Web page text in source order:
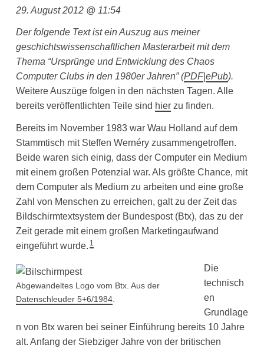
29. August 2012 @ 11:54
Der folgende Text ist ein Auszug aus meiner
geschichtswissenschaftlichen Masterarbeit mit dem
Thema “Ursprünge und Entwicklung des Chaos
Computer Clubs in den 1980er Jahren”(PDF|ePub).
Weitere Auszüge folgen in den nächsten Tagen. Alle
bereits veröffentlichten Teile sind hierzu finden.
Bereits im November 1983 war Wau Holland auf dem
Stammtisch mit Steffen Wernéry zusammengetroffen.
Beide waren sich einig, dass der Computer ein Medium
mit einem großen Potenzial war. Als größte Chance, mit
dem Computer als Medium zu arbeiten und eine große
Zahl von Menschen zu erreichen, galt zu der Zeit das
Bildschirmtextsystem der Bundespost (Btx), das zu der
Zeit gerade mit einem großen Marketingaufwand
eingeführt wurde. 1
Abgewandeltes Logo vom Btx. Aus der
Datenschleuder 5+6/1984.
Die
technisch
en
Grundlage
n von Btx waren bei seiner Einführung bereits 10 Jahre
alt. Anfang der Siebziger Jahre von der britischen